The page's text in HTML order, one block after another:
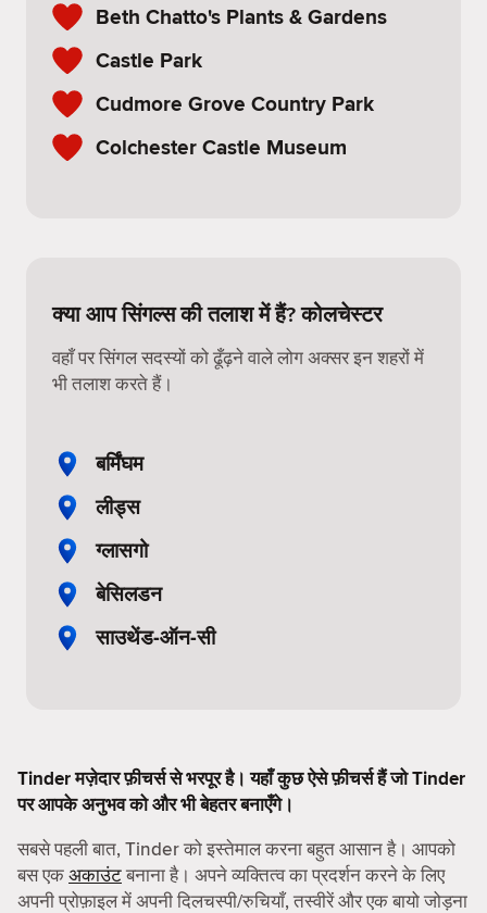
Beth Chatto's Plants & Gardens
Castle Park
Cudmore Grove Country Park
Colchester Castle Museum
क्या आप सिंगल्स की तलाश में हैं? कोलचेस्टर
वहाँ पर सिंगल सदस्यों को ढूँढ़ने वाले लोग अक्सर इन शहरों में
भी तलाश करते हैं।
बर्मिंघम
लीड्स
ग्लासगो
बेसिलडन
साउथेंड-ऑन-सी
Tinder मज़ेदार फ़ीचर्स से भरपूर है। यहाँ कुछ ऐसे फ़ीचर्स हैं जो Tinder
पर आपके अनुभव को और भी बेहतर बनाएँगे।
सबसे पहली बात, Tinder को इस्तेमाल करना बहुत आसान है। आपको
बस एकअकाउंटबनाना है। अपने व्यक्तित्व का प्रदर्शन करने के लिए
अपनी प्रोफ़ाइल में अपनी दिलचस्पी/रुचियाँ, तस्वीरें और एक बायो जोड़ना